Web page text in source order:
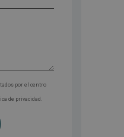
por el centro
de privacidad.